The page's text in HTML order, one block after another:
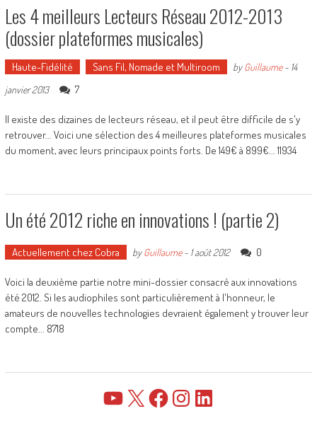
Les 4 meilleurs Lecteurs Réseau 2012-2013
(dossier plateformes musicales)
Haute-Fidélité Sans Fil, Nomade et Multiroom byGuillaume- 14
janvier 2013
7
Il existe des dizaines de lecteurs réseau, et il peut être difficile de s'y
retrouver... Voici une sélection des 4 meilleures plateformes musicales
du moment, avec leurs principaux points forts. De 149€ à 899€... 11934
Un été 2012 riche en innovations ! (partie 2)
Actuellement chez Cobra byGuillaume- 1 août 2012 0
Voici la deuxième partie notre mini-dossier consacré aux innovations
été 2012. Si les audiophiles sont particulièrement à l'honneur, le
amateurs de nouvelles technologies devraient également y trouver leur
compte... 8718
YouTube FacebookInstagramLinkedIn